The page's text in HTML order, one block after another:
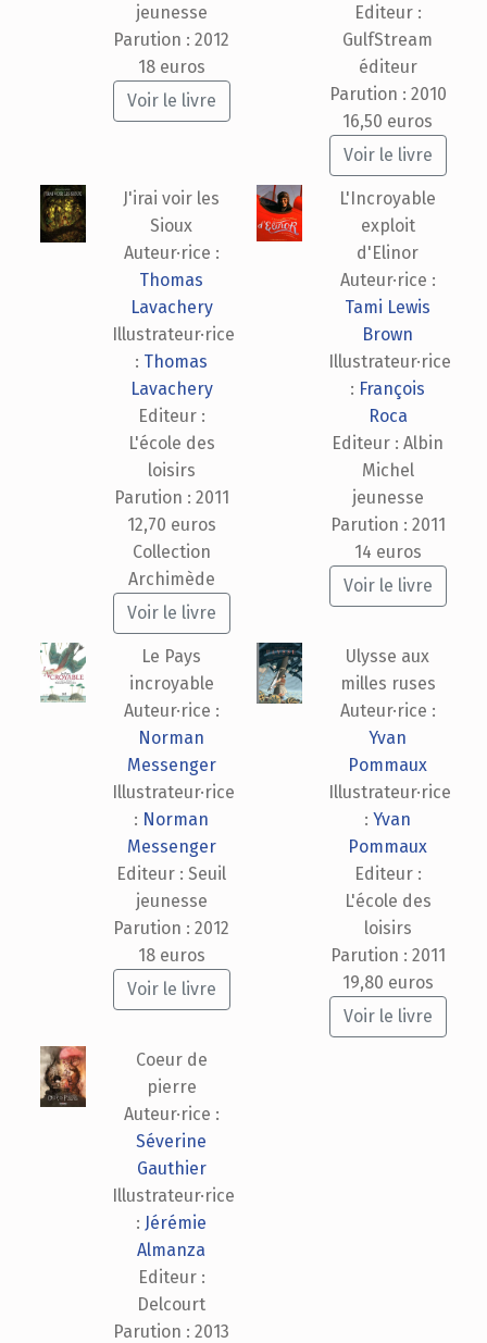
jeunesse
Parution : 2012
18 euros
Voir le livre
Editeur :
GulfStream
éditeur
Parution : 2010
16,50 euros
Voir le livre
J'irai voir les
Sioux
Auteur·rice :
Thomas
Lavachery
Illustrateur·rice
: Thomas
Lavachery
Editeur :
L'école des
loisirs
Parution : 2011
12,70 euros
Collection
Archimède
Voir le livre
L'Incroyable
exploit
d'Elinor
Auteur·rice :
Tami Lewis
Brown
Illustrateur·rice
: François
Roca
Editeur : Albin
Michel
jeunesse
Parution : 2011
14 euros
Voir le livre
Le Pays
incroyable
Auteur·rice :
Norman
Messenger
Illustrateur·rice
: Norman
Messenger
Editeur : Seuil
jeunesse
Parution : 2012
18 euros
Voir le livre
Ulysse aux
milles ruses
Auteur·rice :
Yvan
Pommaux
Illustrateur·rice
:Yvan
Pommaux
Editeur :
L'école des
loisirs
Parution : 2011
19,80 euros
Voir le livre
Coeur de
pierre
Auteur·rice :
Séverine
Gauthier
Illustrateur·rice
: Jérémie
Almanza
Editeur :
Delcourt
Parution : 2013